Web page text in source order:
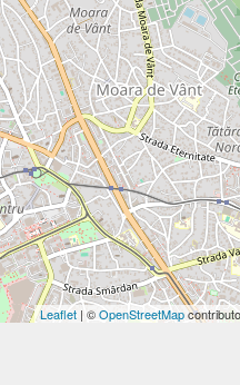
Leaflet| ©OpenStreetMap